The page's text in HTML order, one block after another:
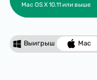
Windows 11 / 10 / 8 / 7
Mac OS X 10.11 или выше
Выигрыш Mac